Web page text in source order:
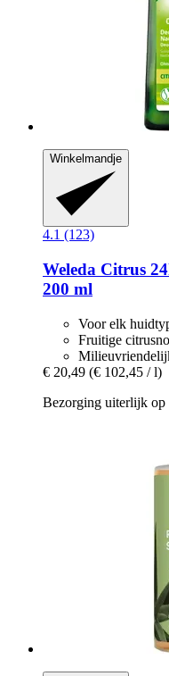
Winkelmandje
4.1 (123)
Weleda Citrus
200 ml
Voor elk
Fruitige
€ 20,49 (€ 102,45 / l)
Bezorging uiterlijk op